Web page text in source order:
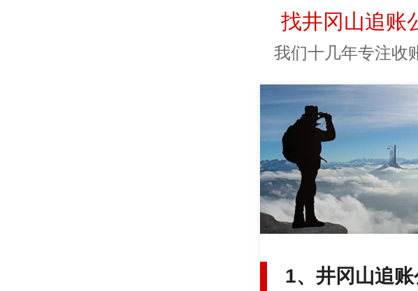
找井冈山追账
我们十几年专注收
1、井冈山追